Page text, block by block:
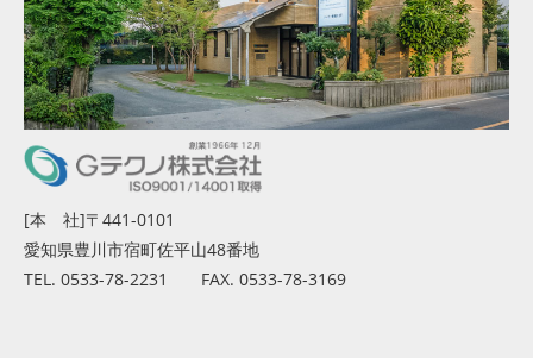
[本 社]〒441-0101
愛知県豊川市宿町佐平山48番地
TEL. 0533-78-2231 FAX. 0533-78-3169